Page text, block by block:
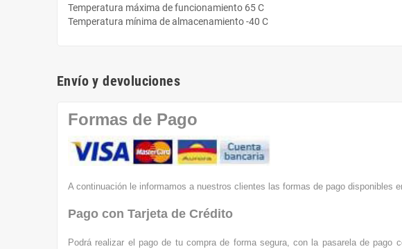
Temperatura máxima de funcionamiento 65 C
Temperatura mínima de almacenamiento -40 C
Envío y devoluciones
Formas de Pago
A continuación le informamos a nuestros clientes las formas de pago
Pago con Tarjeta de Crédito
Podrá realizar el pago de tu compra de forma segura, con la pasarela de